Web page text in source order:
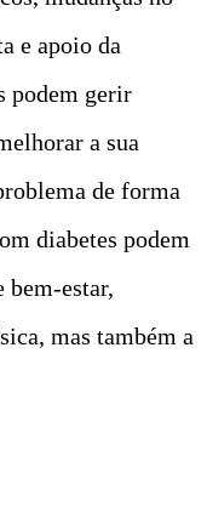
e apoio da
podem gerir
a sua
de forma
diabetes podem
bem-estar,
mas também a